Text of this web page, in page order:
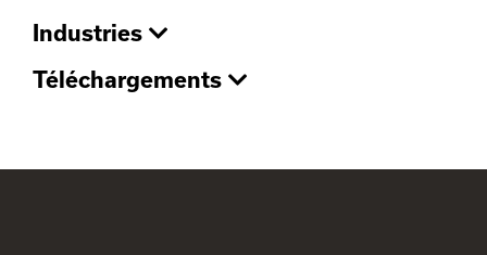
Industries
Téléchargements